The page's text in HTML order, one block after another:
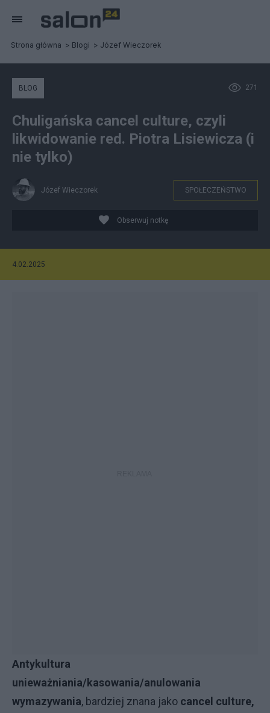
Strona główna Blogi Józef Wieczorek
271
BLOG
Chuligańska cancel culture, czyli
likwidowanie red. Piotra Lisiewicza (i
nie tylko)
Józef Wieczorek SPOŁECZEŃSTWO
Obserwuj notkę
4.02.2025
Antykultura
unieważniania/kasowania/anulowania
wymazywania, bardziej znana jako cancel culture,